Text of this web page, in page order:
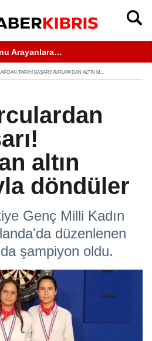
Arayanlara…
TARIHI BAŞARI! AVRUPA'DAN ALTIN M...
altın
döndüler
Genç Milli Kadın
düzenlenen
şampiyon oldu.